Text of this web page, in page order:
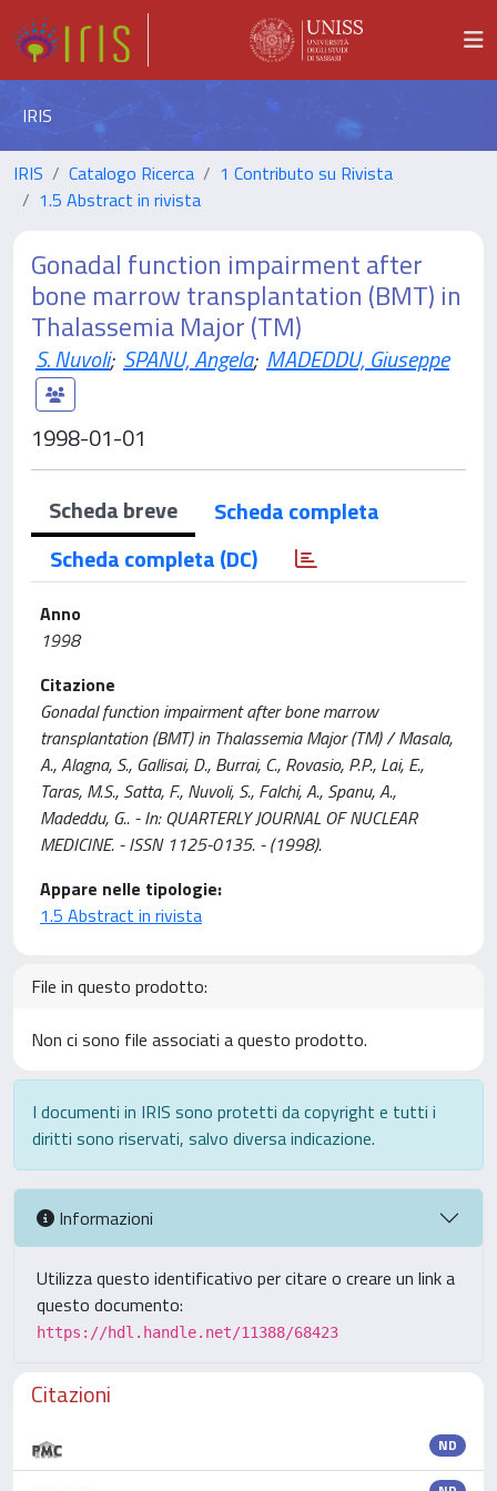
IRIS
IRIS Catalogo Ricerca
1 Contributo su Rivista
1.5 Abstract in rivista
Gonadal function impairment after
bone marrow transplantation (BMT) in
Thalassemia Major (TM)
S. Nuvoli; SPANU, Angela; MADEDDU, Giuseppe
1998-01-01
Scheda breve
Scheda completa
Scheda completa (DC)
Anno
1998
Citazione
Gonadal function impairment after bone marrow
transplantation (BMT) in Thalassemia Major (TM) / Masala,
A., Alagna, S., Gallisai, D., Burrai, C., Rovasio, P.P., Lai, E.,
Taras, M.S., Satta, F., Nuvoli, S., Falchi, A., Spanu, A.,
Madeddu, G.. - In: QUARTERLY JOURNAL OF NUCLEAR
MEDICINE. - ISSN 1125-0135. - (1998).
Appare nelle tipologie:
1.5 Abstract in rivista
File in questo prodotto:
Non ci sono file associati a questo prodotto.
I documenti in IRIS sono protetti da copyright e tutti i
diritti sono riservati, salvo diversa indicazione.
Informazioni
Utilizza questo identificativo per citare o creare un link a
questo documento:
https://hdl.handle.net/11388/68423
Citazioni
ND